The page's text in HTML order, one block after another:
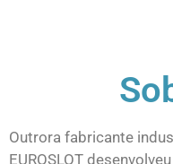
Outrora fabricante
EUROSLOT